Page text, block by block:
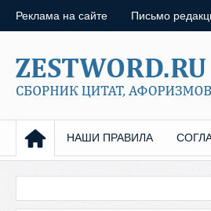
Реклама на сайте Письмо
НАШИ ПРАВИЛА